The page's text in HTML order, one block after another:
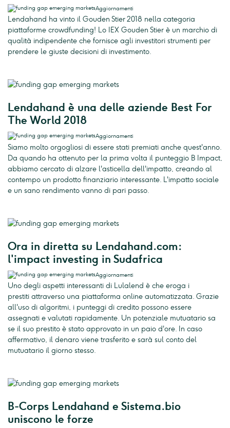
Aggiornamenti
Lendahand ha vinto il Gouden Stier 2018 nella categoria
piattaforme crowdfunding! Lo IEX Gouden Stier è un marchio di
qualità indipendente che fornisce agli investitori strumenti per
prendere le giuste decisioni di investimento.
Lendahand è una delle aziende Best For
The World 2018
Aggiornamenti
Siamo molto orgogliosi di essere stati premiati anche quest'anno.
Da quando ha ottenuto per la prima volta il punteggio B Impact,
abbiamo cercato di alzare l'asticella dell'impatto, creando al
contempo un prodotto finanziario interessante. L'impatto sociale
e un sano rendimento vanno di pari passo.
Ora in diretta su Lendahand.com:
l'impact investing in Sudafrica
Aggiornamenti
Uno degli aspetti interessanti di Lulalend è che eroga i
prestiti attraverso una piattaforma online automatizzata. Grazie
all'uso di algoritmi, i punteggi di credito possono essere
assegnati e valutati rapidamente. Un potenziale mutuatario sa
se il suo prestito è stato approvato in un paio d'ore. In caso
affermativo, il denaro viene trasferito e sarà sul conto del
mutuatario il giorno stesso.
B-Corps Lendahand e Sistema.bio
uniscono le forze